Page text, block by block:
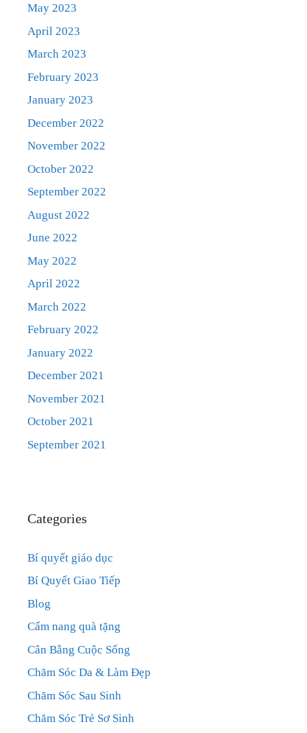
May 2023
April 2023
March 2023
February 2023
January 2023
December 2022
November 2022
October 2022
September 2022
August 2022
June 2022
May 2022
April 2022
March 2022
February 2022
January 2022
December 2021
November 2021
October 2021
September 2021
Categories
Bí quyết giáo dục
Bí Quyết Giao Tiếp
Blog
Cẩm nang quà tặng
Cân Bằng Cuộc Sống
Chăm Sóc Da & Làm Đẹp
Chăm Sóc Sau Sinh
Chăm Sóc Trẻ Sơ Sinh